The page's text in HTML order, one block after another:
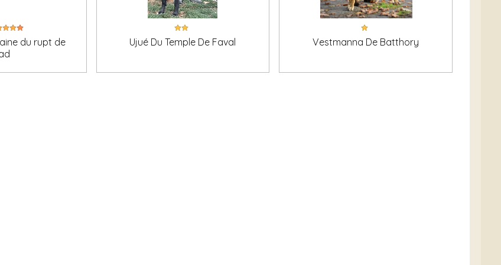
du rupt de
Ujué Du Temple De Faval Vestmanna De Batthory